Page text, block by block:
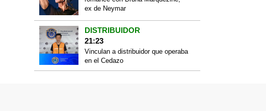
ex de Neymar
DISTRIBUIDOR
21:23
Vinculan a distribuidor que operaba
en el Cedazo